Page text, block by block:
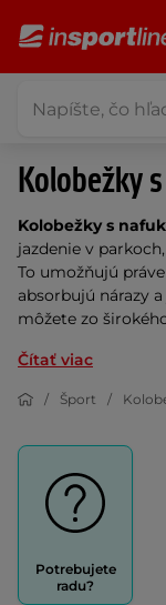
Kolobežky
Kolobežky s
jazdenie v
To umožňujú
absorbujú nárazy
môžete zo
Čítať viac
Šport
Potrebujete
radu?